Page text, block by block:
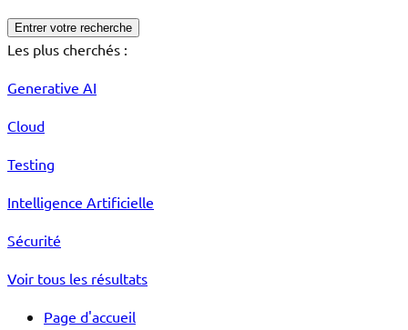
Entrer votre recherche
Les plus cherchés :
Generative AI
Cloud
Testing
Intelligence Artificielle
Sécurité
Voir tous les résultats
Page d'accueil